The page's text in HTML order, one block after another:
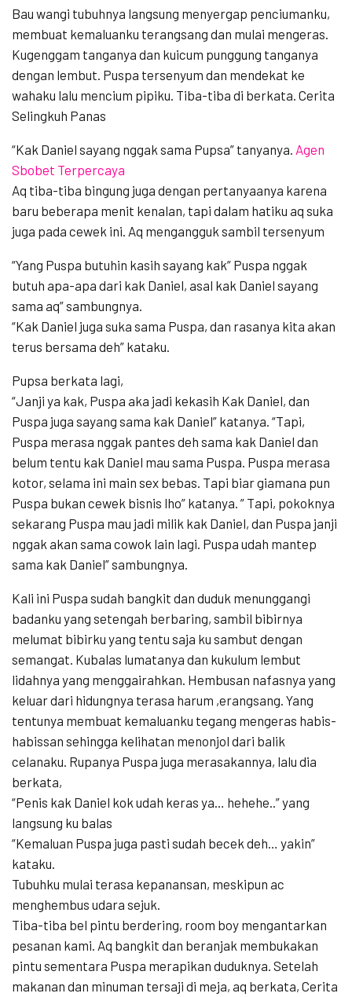
Bau wangi tubuhnya langsung menyergap penciumanku,
membuat kemaluanku terangsang dan mulai mengeras.
Kugenggam tanganya dan kuicum punggung tanganya
dengan lembut. Puspa tersenyum dan mendekat ke
wahaku lalu mencium pipiku. Tiba-tiba di berkata. Cerita
Selingkuh Panas
“Kak Daniel sayang nggak sama Pupsa” tanyanya. Agen
Sbobet Terpercaya
Aq tiba-tiba bingung juga dengan pertanyaanya karena
baru beberapa menit kenalan, tapi dalam hatiku aq suka
juga pada cewek ini. Aq mengangguk sambil tersenyum
“Yang Puspa butuhin kasih sayang kak” Puspa nggak
butuh apa-apa dari kak Daniel, asal kak Daniel sayang
sama aq” sambungnya.
“Kak Daniel juga suka sama Puspa, dan rasanya kita akan
terus bersama deh” kataku.
Pupsa berkata lagi,
“Janji ya kak, Puspa aka jadi kekasih Kak Daniel, dan
Puspa juga sayang sama kak Daniel” katanya. “Tapi,
Puspa merasa nggak pantes deh sama kak Daniel dan
belum tentu kak Daniel mau sama Puspa. Puspa merasa
kotor, selama ini main sex bebas. Tapi biar giamana pun
Puspa bukan cewek bisnis lho” katanya. ” Tapi, pokoknya
sekarang Puspa mau jadi milik kak Daniel, dan Puspa janji
nggak akan sama cowok lain lagi. Puspa udah mantep
sama kak Daniel” sambungnya.
Kali ini Puspa sudah bangkit dan duduk menunggangi
badanku yang setengah berbaring, sambil bibirnya
melumat bibirku yang tentu saja ku sambut dengan
semangat. Kubalas lumatanya dan kukulum lembut
lidahnya yang menggairahkan. Hembusan nafasnya yang
keluar dari hidungnya terasa harum ,erangsang. Yang
tentunya membuat kemaluanku tegang mengeras habis-
habissan sehingga kelihatan menonjol dari balik
celanaku. Rupanya Puspa juga merasakannya, lalu dia
berkata,
“Penis kak Daniel kok udah keras ya… hehehe..” yang
langsung ku balas
“Kemaluan Puspa juga pasti sudah becek deh… yakin”
kataku.
Tubuhku mulai terasa kepanansan, meskipun ac
menghembus udara sejuk.
Tiba-tiba bel pintu berdering, room boy mengantarkan
pesanan kami. Aq bangkit dan beranjak membukakan
pintu sementara Puspa merapikan duduknya. Setelah
makanan dan minuman tersaji di meja, aq berkata, Cerita